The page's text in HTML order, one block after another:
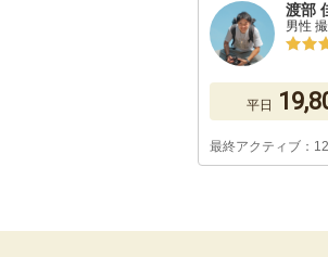
渡部
男性
平日
最終アクティブ：